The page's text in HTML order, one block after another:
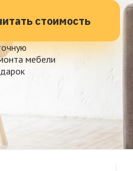
стоимость
мебели